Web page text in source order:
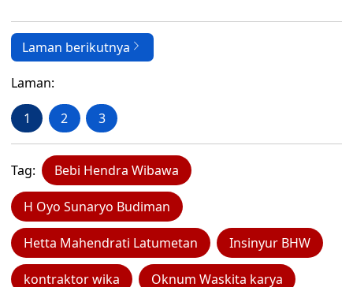
Laman berikutnya
Laman:
1 2 3
Tag: Bebi Hendra Wibawa
H Oyo Sunaryo Budiman
Hetta Mahendrati Latumetan Insinyur BHW
kontraktor wika Oknum Waskita karya